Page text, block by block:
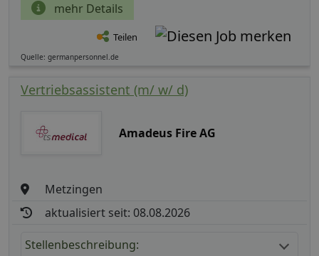
mehr Details
Teilen
Quelle: germanpersonnel.de
Vertriebsassistent (m/ w/ d)
Amadeus Fire AG
Metzingen
aktualisiert seit: 08.08.2026
Stellenbeschreibung: